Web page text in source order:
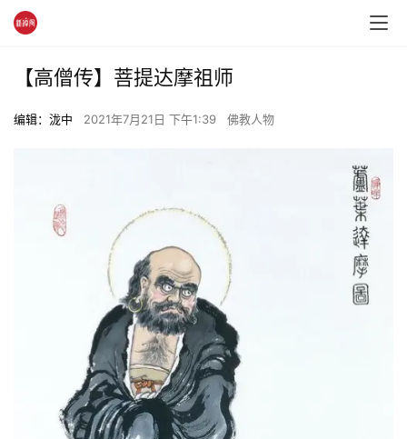
【高僧传】菩提达摩祖师
编辑：泷中 2021年7月21日 下午1:39 佛教人物